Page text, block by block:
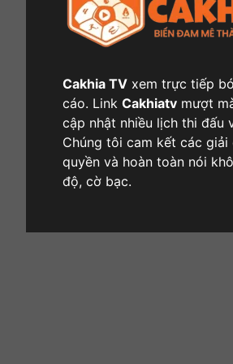
Cakhia TV xem trực tiếp
cáo. Link Cakhiatv mượt
cập nhật nhiều lịch thi đấu
Chúng tôi cam kết các giải
quyền và hoàn toàn nói
độ, cờ bạc.